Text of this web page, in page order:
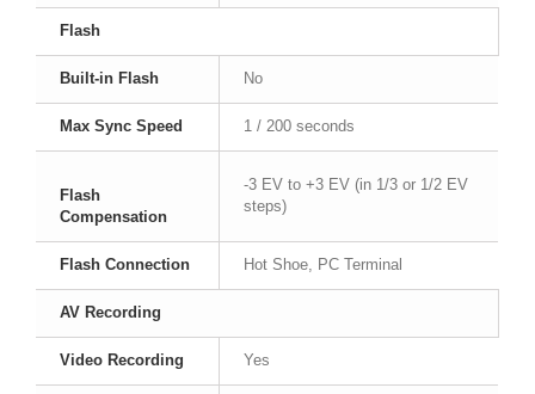
Flash
Built-in Flash No
Max Sync Speed 1 / 200 seconds
Flash
Compensation
-3 EV to +3 EV (in 1/3 or 1/2 EV
steps)
Flash Connection Hot Shoe, PC Terminal
AV Recording
Video Recording Yes